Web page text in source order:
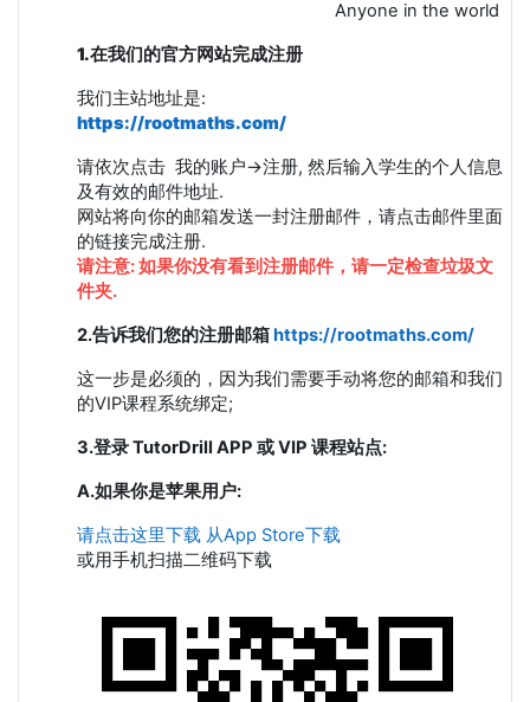
Anyone in the world
1.在我们的官方网站完成注册
我们主站地址是:
https://rootmaths.com/
请依次点击 我的账户->注册, 然后输入学生的个人信息
及有效的邮件地址.
网站将向你的邮箱发送一封注册邮件，请点击邮件里面
的链接完成注册.
请注意: 如果你没有看到注册邮件，请一定检查垃圾文
件夹.
2.告诉我们您的注册邮箱https://rootmaths.com/
这一步是必须的，因为我们需要手动将您的邮箱和我们
的VIP课程系统绑定;
3.登录 TutorDrill APP 或 VIP 课程站点:
A.如果你是苹果用户:
请点击这里下载 从App Store下载
或用手机扫描二维码下载